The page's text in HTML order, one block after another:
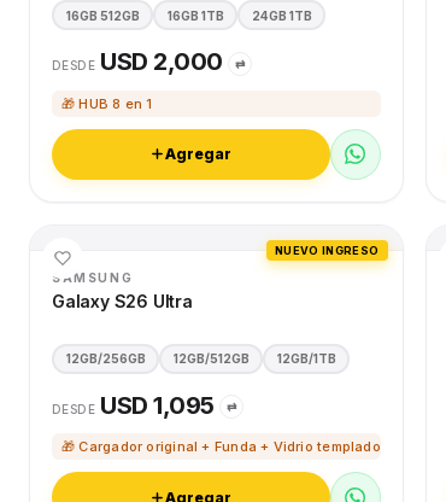
16GB 512GB 16GB 1TB 24GB 1TB
DESDE USD 2,000 ⇄
🎁 HUB 8 en 1
Agregar
NUEVO INGRESO
SAMSUNG
Galaxy S26 Ultra
12GB/256GB 12GB/512GB 12GB/1TB
DESDE USD 1,095 ⇄
🎁 Cargador original + Funda + Vidrio templado
Agregar